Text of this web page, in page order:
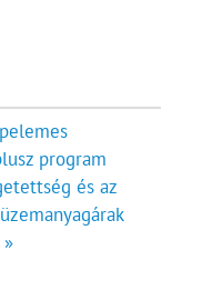
program
és az